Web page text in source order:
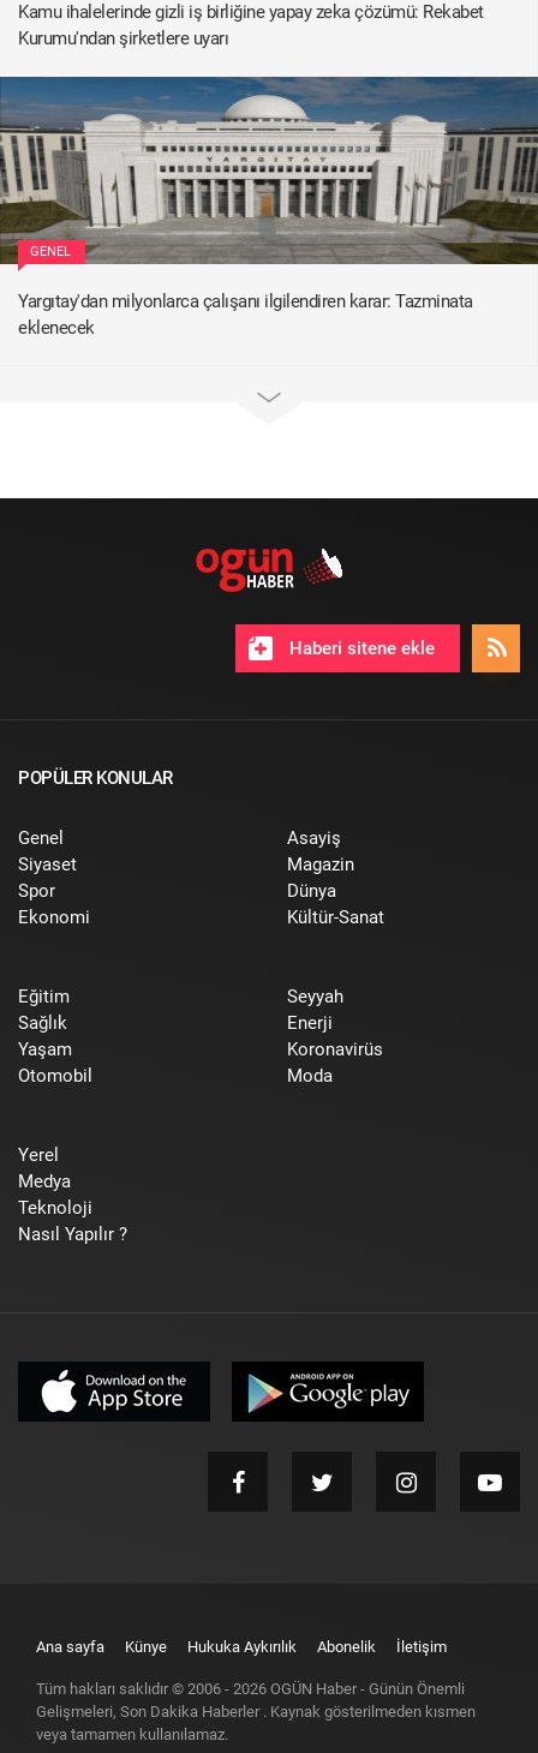
Kamu ihalelerinde gizli iş birliğine yapay zeka çözümü: Rekabet
Kurumu'ndan şirketlere uyarı
GENEL
Yargıtay'dan milyonlarca çalışanı ilgilendiren karar: Tazminata
eklenecek
Haberi sitene ekle
POPÜLER KONULAR
Genel
Siyaset
Spor
Ekonomi
Asayiş
Magazin
Dünya
Kültür-Sanat
Eğitim
Sağlık
Yaşam
Otomobil
Seyyah
Enerji
Koronavirüs
Moda
Yerel
Medya
Teknoloji
Nasıl Yapılır ?
Ana sayfa Künye Hukuka Aykırılık Abonelik İletişim
Tüm hakları saklıdır © 2006 - 2026 OGÜN Haber - Günün Önemli
Gelişmeleri, Son Dakika Haberler . Kaynak gösterilmeden kısmen
veya tamamen kullanılamaz.